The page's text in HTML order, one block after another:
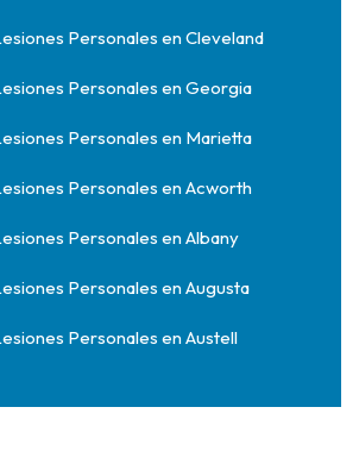
Personales en Cleveland
Personales en Georgia
Personales en Marietta
Personales en Acworth
Personales en Albany
Personales en Augusta
Personales en Austell